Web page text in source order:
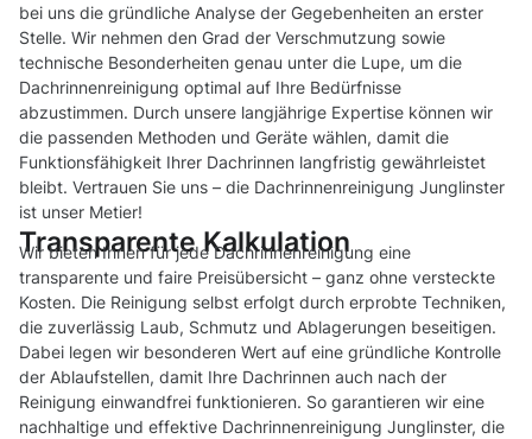
bei uns die gründliche Analyse der Gegebenheiten an erster
Stelle. Wir nehmen den Grad der Verschmutzung sowie
technische Besonderheiten genau unter die Lupe, um die
Dachrinnenreinigung optimal auf Ihre Bedürfnisse
abzustimmen. Durch unsere langjährige Expertise können wir
die passenden Methoden und Geräte wählen, damit die
Funktionsfähigkeit Ihrer Dachrinnen langfristig gewährleistet
bleibt. Vertrauen Sie uns – die Dachrinnenreinigung Junglinster
ist unser Metier!
Transparente Kalkulation
Wir bieten Ihnen für jede Dachrinnenreinigung eine
transparente und faire Preisübersicht – ganz ohne versteckte
Kosten. Die Reinigung selbst erfolgt durch erprobte Techniken,
die zuverlässig Laub, Schmutz und Ablagerungen beseitigen.
Dabei legen wir besonderen Wert auf eine gründliche Kontrolle
der Ablaufstellen, damit Ihre Dachrinnen auch nach der
Reinigung einwandfrei funktionieren. So garantieren wir eine
nachhaltige und effektive Dachrinnenreinigung Junglinster, die